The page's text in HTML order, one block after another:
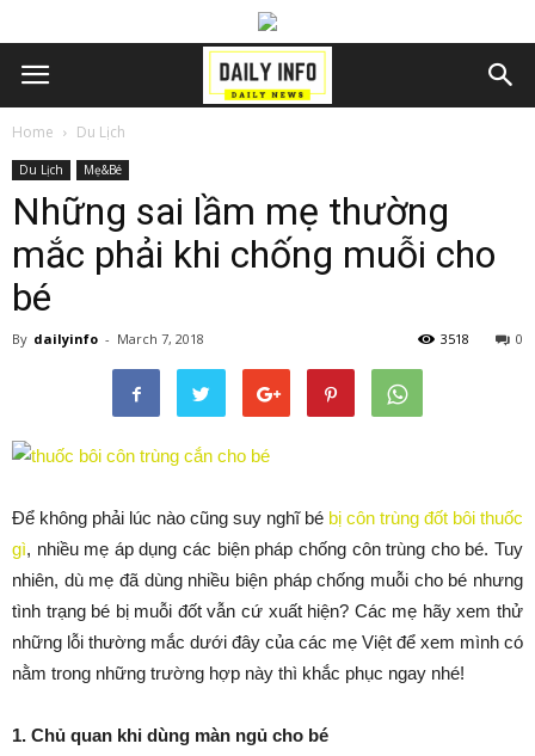
Home Du Lịch
Du Lịch Mẹ&Bé
Những sai lầm mẹ thường
mắc phải khi chống muỗi cho
bé
By dailyinfo - March 7, 2018 0
3518
Để không phải lúc nào cũng suy nghĩ bé bị côn trùng đốt bôi thuốc
gì, nhiều mẹ áp dụng các biện pháp chống côn trùng cho bé. Tuy
nhiên, dù mẹ đã dùng nhiều biện pháp chống muỗi cho bé nhưng
tình trạng bé bị muỗi đốt vẫn cứ xuất hiện? Các mẹ hãy xem thử
những lỗi thường mắc dưới đây của các mẹ Việt để xem mình có
nằm trong những trường hợp này thì khắc phục ngay nhé!
1. Chủ quan khi dùng màn ngủ cho bé